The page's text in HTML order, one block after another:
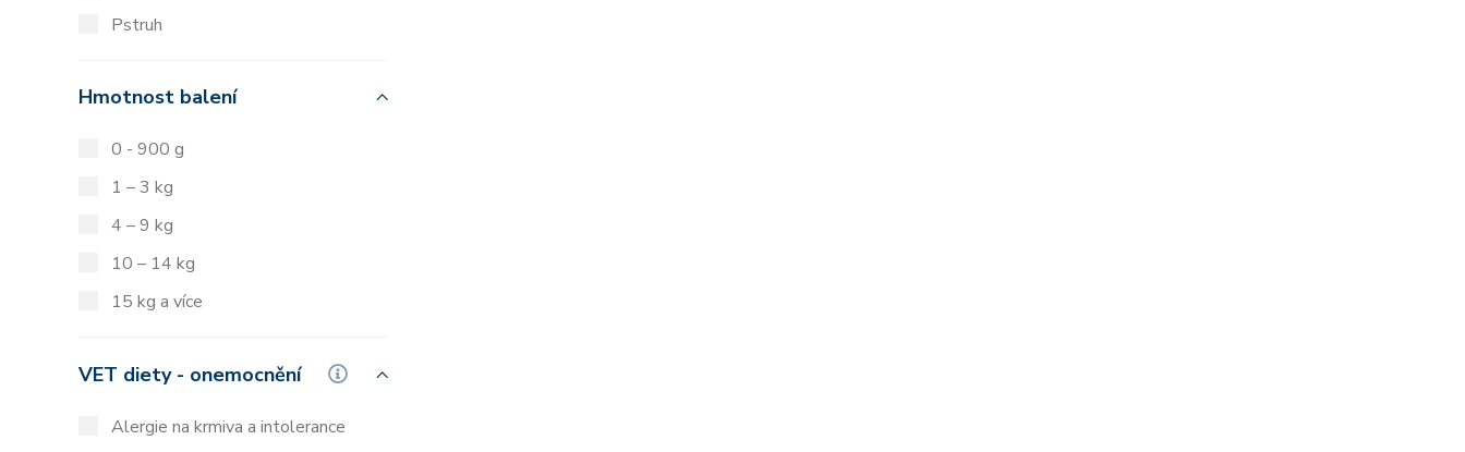
Pstruh
Hmotnost balení
0 - 900 g
1 – 3 kg
4 – 9 kg
10 – 14 kg
15 kg a více
VET diety - onemocnění
Alergie na krmiva a intolerance